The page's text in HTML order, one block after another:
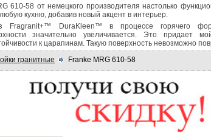
610-58 от немецкого производителя настолько
кухню, добавив новый акцент в интерьер.
Fragranit+™ DuraKleen™ в процессе горячего
значительно увеличивается. Это придает
к царапинам. Такую поверхность невозможно
гранитные Franke MRG 610-58